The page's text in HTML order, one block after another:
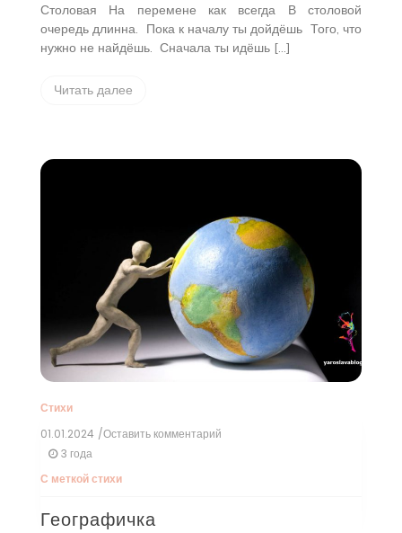
Столовая На перемене как всегда В столовой
очередь длинна. Пока к началу ты дойдёшь Того, что
нужно не найдёшь. Сначала ты идёшь […]
Читать далее
Стихи
01.01.2024 /Оставить комментарий
3 года
С меткой стихи
Географичка